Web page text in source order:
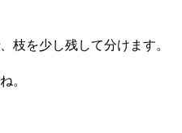
枝を少し残して分けます。
。